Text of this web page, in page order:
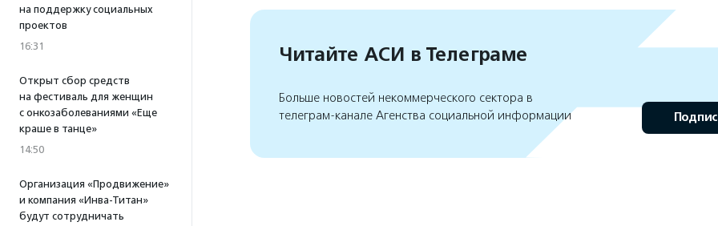
на поддержку социальных
проектов
16:31
Открыт сбор средств
на фестиваль для женщин
с онкозаболеваниями «Еще
краше в танце»
14:50
Организация «Продвижение»
и компания «Инва-Титан»
будут сотрудничать
Читайте АСИ в Телеграме
Больше новостей некоммерческого сектора в
телеграм-канале Агенства социальной информации